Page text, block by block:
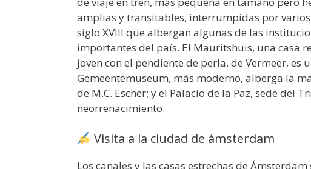
amplias y transitables, interrumpidas por
siglo XVIII que albergan algunas de las
importantes del país. El Mauritshuis, una casa
joven con el pendiente de perla, de Vermeer, es
Gemeentemuseum, más moderno, alberga la
de M.C. Escher; y el Palacio de la Paz, sede del
neorrenacimiento.
Visita a la ciudad de ámsterdam
Los canales y las casas estrechas de